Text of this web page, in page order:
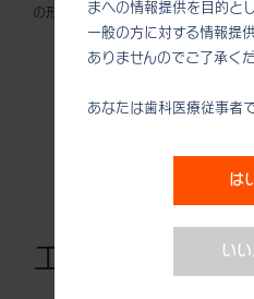
まへの情報提供を目的とし
一般の方に対する情報提
ありませんのでご了承くだ
あなたは歯科医療従事者
は
いい
の形成、 根管口の探索に適していま
エンド (Uファ